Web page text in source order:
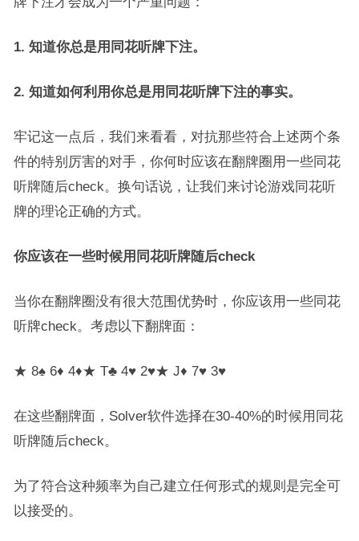
1. 知道你总是用同花听牌下注。
2. 知道如何利用你总是用同花听牌下注的事实。
牢记这一点后，我们来看看，对抗那些符合上述两个条
件的特别厉害的对手，你何时应该在翻牌圈用一些同花
听牌随后check。换句话说，让我们来讨论游戏同花听
牌的理论正确的方式。
你应该在一些时候用同花听牌随后check
当你在翻牌圈没有很大范围优势时，你应该用一些同花
听牌check。考虑以下翻牌面：
★ 8♠ 6♦ 4♦★ T♣ 4♥ 2♥★ J♦ 7♥ 3♥
在这些翻牌面，Solver软件选择在30-40%的时候用同花
听牌随后check。
为了符合这种频率为自己建立任何形式的规则是完全可
以接受的。